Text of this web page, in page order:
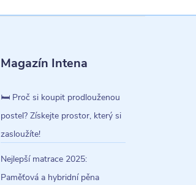
Magazín Intena
🛏️ Proč si koupit prodlouženou
postel? Získejte prostor, který si
zasloužíte!
Nejlepší matrace 2025:
Paměťová a hybridní pěna